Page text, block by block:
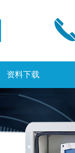
资料下载